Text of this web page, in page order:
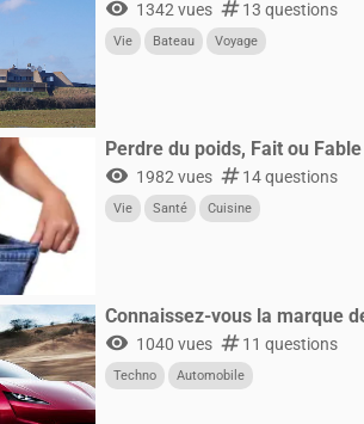
visibility 1342 vues numbers13 questions
Vie Bateau Voyage
Perdre du poids, Fait ou Fable
visibility 1982 vues numbers14 questions
Vie Santé Cuisine
Connaissez-vous la marque
visibility 1040 vues numbers11 questions
Techno Automobile